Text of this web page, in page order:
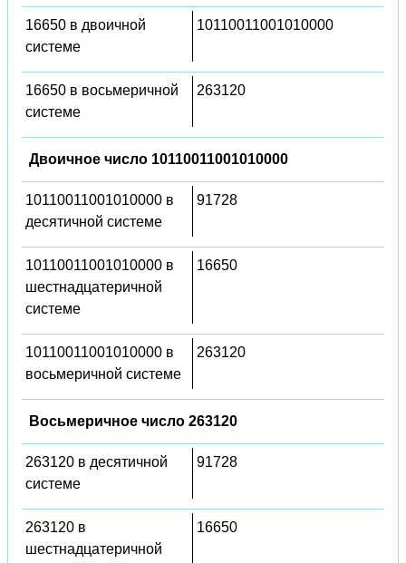
16650 в двоичной
системе
10110011001010000
16650 в восьмеричной
системе
263120
Двоичное число 10110011001010000
10110011001010000 в
десятичной системе
91728
10110011001010000 в
шестнадцатеричной
системе
16650
10110011001010000 в
восьмеричной системе
263120
Восьмеричное число 263120
263120 в десятичной
системе
91728
263120 в
шестнадцатеричной
16650